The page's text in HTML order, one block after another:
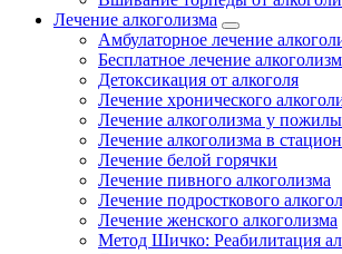
Лечение алкоголизма
Амбулаторное лечение
Бесплатное лечение
Детоксикация от алкоголя
Лечение хронического
Лечение алкоголизма у
Лечение алкоголизма в
Лечение белой горячки
Лечение пивного алкоголизма
Лечение подросткового
Лечение женского алкоголизма
Метод Шичко: Реабилитация